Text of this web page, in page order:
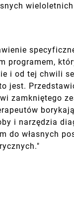
i od tej chwili
jest.
zamkniętego
i narzędzia
własnych